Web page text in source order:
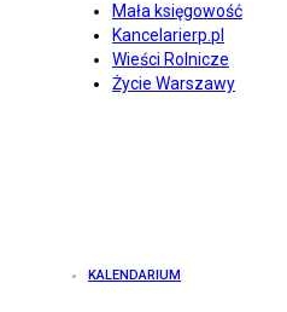
Mała księgowość
Kancelarierp.pl
Wieści Rolnicze
Życie Warszawy
KALENDARIUM